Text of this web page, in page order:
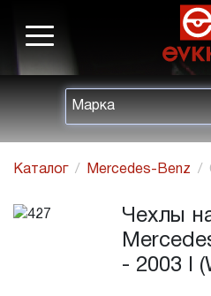
Каталог Mercedes-Benz
Чехлы
- 2003 I